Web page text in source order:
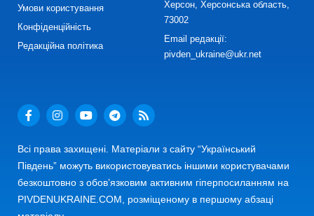
Умови користування
Конфіденційність
Редакційна політика
Херсон, Херсонська область,
73002
Email редакції:
pivden_ukraine@ukr.net
Всі права захищені. Матеріали з сайту “Український
Південь” можуть використовуватись іншими користувачами
безкоштовно з обов’язковим активним гіперпосиланням на
PIVDENUKRAINE.COM, розміщеному в першому абзаці